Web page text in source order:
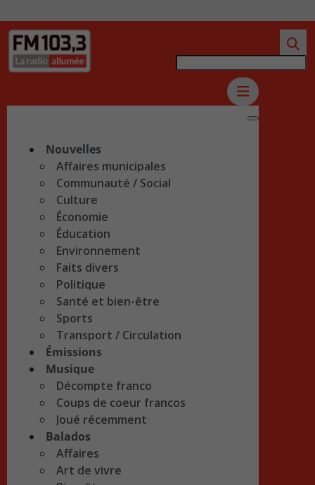
Nouvelles
Affaires municipales
Communauté / Social
Culture
Économie
Éducation
Environnement
Faits divers
Politique
Santé et bien-être
Sports
Transport / Circulation
Émissions
Musique
Décompte franco
Coups de coeur francos
Joué récemment
Balados
Affaires
Art de vivre